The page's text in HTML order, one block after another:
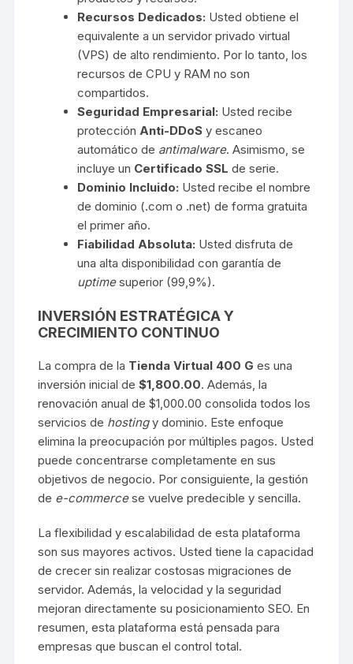
Recursos Dedicados: Usted obtiene el
equivalente a un servidor privado virtual
(VPS) de alto rendimiento. Por lo tanto, los
recursos de CPU y RAM no son
compartidos.
Seguridad Empresarial: Usted recibe
protección Anti-DDoS y escaneo
automático de antimalware. Asimismo, se
incluye un Certificado SSL de serie.
Dominio Incluido: Usted recibe el nombre
de dominio (.com o .net) de forma gratuita
el primer año.
Fiabilidad Absoluta: Usted disfruta de
una alta disponibilidad con garantía de
uptimesuperior (99,9%).
INVERSIÓN ESTRATÉGICA Y
CRECIMIENTO CONTINUO
La compra de la Tienda Virtual 400 G es una
inversión inicial de$1,800.00. Además, la
renovación anual de $1,000.00 consolida todos los
servicios de hostingy dominio. Este enfoque
elimina la preocupación por múltiples pagos. Usted
puede concentrarse completamente en sus
objetivos de negocio. Por consiguiente, la gestión
de e-commercese vuelve predecible y sencilla.
La flexibilidad y escalabilidad de esta plataforma
son sus mayores activos. Usted tiene la capacidad
de crecer sin realizar costosas migraciones de
servidor. Además, la velocidad y la seguridad
mejoran directamente su posicionamiento SEO. En
resumen, esta plataforma está pensada para
empresas que buscan el control total.